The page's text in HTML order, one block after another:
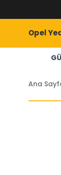
Opel
Ana